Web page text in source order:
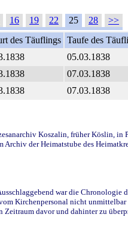
16 19 22 25 28
>>
des Täuflings Taufe des
05.03.1838
07.03.1838
07.03.1838
Koszalin, früher Köslin,
der Heimatstube des
war die
Kirchenpersonal nicht
davor und dahinter zu